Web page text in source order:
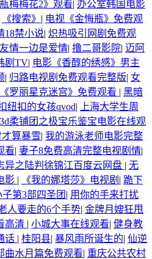
瓶梅梅花2》观看| 办公室韩国电影
《搜索》 | 电视《金悔瓶》免费观
18禁小说| 炽热吸引网剧免费观
情一边是爱情| 撸二哥影院| 迈阿
剧TV| 电影《香醇的绣感》男主
| 归路电视剧免费观看完整版| 女
《罗丽星克迷宫》免费观看 | 黑暗
纽扣的女孩qvod|
上海大学生周
3d柔铺团之极宝乐鉴宝电影在线观
算暴雪| 我的游泳老师电影完整
看| 妻子8免费高清完整电视剧情|
异之陆判徐锦江百度云网盘 | 无
影 | 《我的娜塔莎》电视剧 | 跪下
子第3部四圣团 | 用你的手来打扰
人要走的6个手势| 金牌月嫂狂甩
高清 | 小城大事在线观看| 健身教
话 | 桂阳县| 暴风雨所诞生的| 仙逆
曲水月篇免费观看| 重庆公共农村